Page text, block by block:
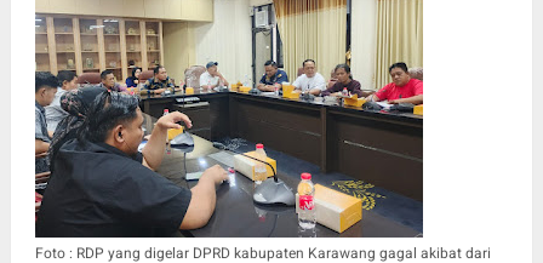
Foto : RDP yang digelar DPRD kabupaten Karawang gagal akibat dari